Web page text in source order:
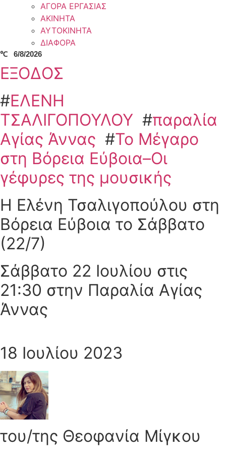
ΑΓΟΡΑ ΕΡΓΑΣΙΑΣ
ΑΚΙΝΗΤΑ
ΑΥΤΟΚΙΝΗΤΑ
ΔΙΑΦΟΡΑ
℃ 6/8/2026
ΕΞΟΔΟΣ
#ΕΛΕΝΗ
ΤΣΑΛΙΓΟΠΟΥΛΟΥ #παραλία
Αγίας Άννας #Το Μέγαρο
στη Βόρεια Εύβοια–Οι
γέφυρες της μουσικής
Η Ελένη Τσαλιγοπούλου στη
Βόρεια Εύβοια το Σάββατο
(22/7)
Σάββατο 22 Ιουλίου στις
21:30 στην Παραλία Αγίας
Άννας
18 Ιουλίου 2023
του/της Θεοφανία Μίγκου